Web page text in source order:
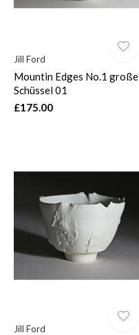
Jill Ford
Mountin Edges No.1 große
Schüssel 01
£175.00
Jill Ford